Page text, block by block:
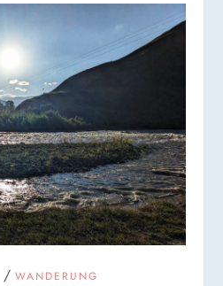
/WANDERUNG